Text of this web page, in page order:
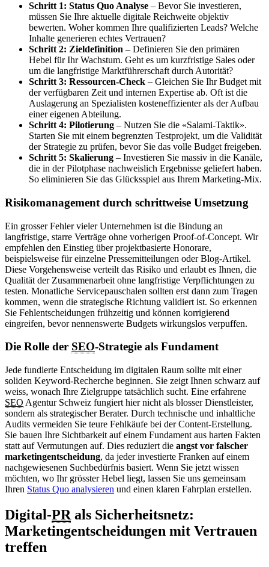
Schritt 1: Status Quo Analyse – Bevor Sie investieren,
müssen Sie Ihre aktuelle digitale Reichweite objektiv
bewerten. Woher kommen Ihre qualifizierten Leads? Welche
Inhalte generieren echtes Vertrauen?
Schritt 2: Zieldefinition – Definieren Sie den primären
Hebel für Ihr Wachstum. Geht es um kurzfristige Sales oder
um die langfristige Marktführerschaft durch Autorität?
Schritt 3: Ressourcen-Check – Gleichen Sie Ihr Budget mit
der verfügbaren Zeit und internen Expertise ab. Oft ist die
Auslagerung an Spezialisten kosteneffizienter als der Aufbau
einer eigenen Abteilung.
Schritt 4: Pilotierung – Nutzen Sie die «Salami-Taktik».
Starten Sie mit einem begrenzten Testprojekt, um die Validität
der Strategie zu prüfen, bevor Sie das volle Budget freigeben.
Schritt 5: Skalierung – Investieren Sie massiv in die Kanäle,
die in der Pilotphase nachweislich Ergebnisse geliefert haben.
So eliminieren Sie das Glücksspiel aus Ihrem Marketing-Mix.
Risikomanagement durch schrittweise Umsetzung
Ein grosser Fehler vieler Unternehmen ist die Bindung an
langfristige, starre Verträge ohne vorherigen Proof-of-Concept. Wir
empfehlen den Einstieg über projektbasierte Honorare,
beispielsweise für einzelne Pressemitteilungen oder Blog-Artikel.
Diese Vorgehensweise verteilt das Risiko und erlaubt es Ihnen, die
Qualität der Zusammenarbeit ohne langfristige Verpflichtungen zu
testen. Monatliche Servicepauschalen sollten erst dann zum Tragen
kommen, wenn die strategische Richtung validiert ist. So erkennen
Sie Fehlentscheidungen frühzeitig und können korrigierend
eingreifen, bevor nennenswerte Budgets wirkungslos verpuffen.
Die Rolle der SEO-Strategie als Fundament
Jede fundierte Entscheidung im digitalen Raum sollte mit einer
soliden Keyword-Recherche beginnen. Sie zeigt Ihnen schwarz auf
weiss, wonach Ihre Zielgruppe tatsächlich sucht. Eine erfahrene
SEO Agentur Schweiz fungiert hier nicht als blosser Dienstleister,
sondern als strategischer Berater. Durch technische und inhaltliche
Audits vermeiden Sie teure Fehlkäufe bei der Content-Erstellung.
Sie bauen Ihre Sichtbarkeit auf einem Fundament aus harten Fakten
statt auf Vermutungen auf. Dies reduziert die angst vor falscher
marketingentscheidung, da jeder investierte Franken auf einem
nachgewiesenen Suchbedürfnis basiert. Wenn Sie jetzt wissen
möchten, wo Ihr grösster Hebel liegt, lassen Sie uns gemeinsam
Ihren Status Quo analysieren und einen klaren Fahrplan erstellen.
Digital-PR als Sicherheitsnetz:
Marketingentscheidungen mit Vertrauen
treffen